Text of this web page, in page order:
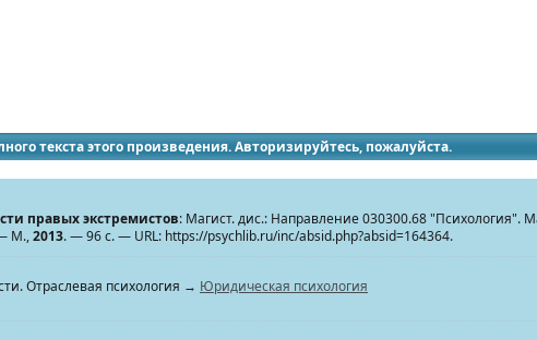
текста этого произведения. Авторизируйтесь, пожалуйста.
правых экстремистов: Магист. дис.: Направление 030300.68 "Психология".
М.,2013. — 96 с. — URL: https://psychlib.ru/inc/absid.php?absid=164364.
Отраслевая психология → Юридическая психология